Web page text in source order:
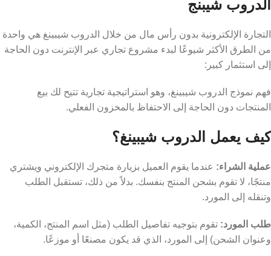
الدروب شيبنج
التجارة الإلكترونية بدون رأس مال من خلال الدروب شيبينغ هي واحدة
من الطرق الأكثر شيوعًا لبدء مشروع تجاري عبر الإنترنت دون الحاجة
إلى استثمار كبير:
فهم نموذج الدروب شيبينغ، وهو استراتيجية تجارية تتيح لك بيع
المنتجات دون الحاجة إلى الاحتفاظ بالمخزون الفعلي.
كيف يعمل الدروب شيبينغ؟
عملية الشراء: عندما يقوم العميل بزيارة متجرك الإلكتروني ويشتري
منتجًا، لا تقوم بشحن المنتج بنفسك. بدلاً من ذلك، تستقبل الطلب
وتنقله إلى المورد.
طلب المورد: تقوم بتوجيه تفاصيل الطلب (مثل اسم المنتج، الكمية،
وعنوان الشحن) إلى المورد، الذي قد يكون مصنعًا أو موزعًا.